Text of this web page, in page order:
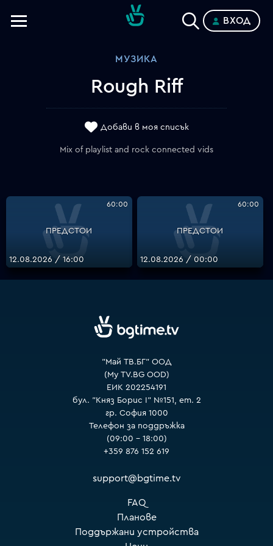
ВХОД
МУЗИКА
Rough Riff
Добави в моя списък
Mix of playlist and rock connected vids
ПРЕДСТОИ
60:00
12.08.2026 / 16:00
ПРЕДСТОИ
60:00
12.08.2026 / 00:00
"Май ТВ.БГ" ООД
(My TV.BG OOD)
ЕИК 202254191
бул. "Княз Борис I" №151, ет. 2
гр. София 1000
Телефон за поддръжка
(09:00 – 18:00)
+359 876 152 619
support@bgtime.tv
FAQ
Планове
Поддържани устройства